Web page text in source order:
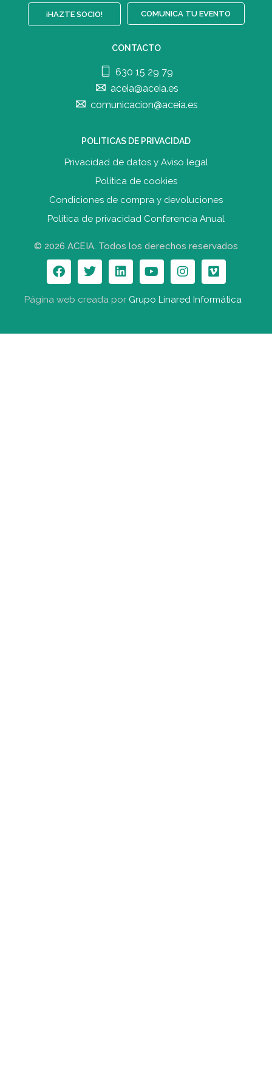
¡HAZTE SOCIO! COMUNICA TU EVENTO
CONTACTO
630 15 29 79
aceia@aceia.es
comunicacion@aceia.es
POLITICAS DE PRIVACIDAD
Privacidad de datos y Aviso legal
Política de cookies
Condiciones de compra y devoluciones
Política de privacidad Conferencia Anual
© 2026 ACEIA. Todos los derechos reservados
Página web creada por Grupo Linared Informática